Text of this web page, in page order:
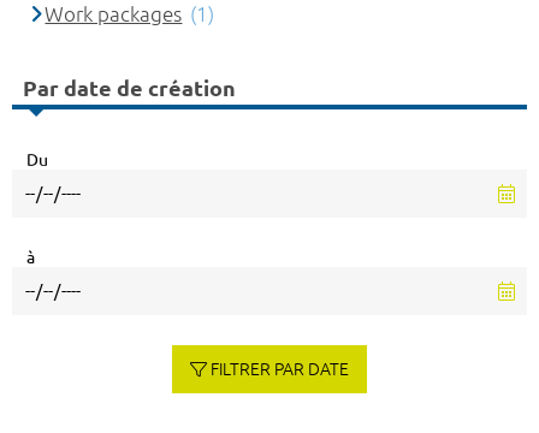
Work packages (1)
Par date de création
Du
à
FILTRER PAR DATE